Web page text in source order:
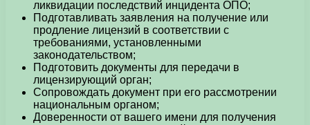
ликвидации последствий инцидента ОПО;
Подготавливать заявления на получение или
продление лицензий в соответствии с
требованиями, установленными
законодательством;
Подготовить документы для передачи в
лицензирующий орган;
Сопровождать документ при его рассмотрении
национальным органом;
Доверенности от вашего имени для получения